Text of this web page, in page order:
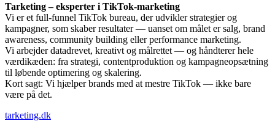
Tarketing – eksperter i TikTok-marketing
Vi er et full-funnel TikTok bureau, der udvikler strategier og
kampagner, som skaber resultater — uanset om målet er salg, brand
awareness, community building eller performance marketing.
Vi arbejder datadrevet, kreativt og målrettet — og håndterer hele
værdikæden: fra strategi, contentproduktion og kampagneopsætning
til løbende optimering og skalering.
Kort sagt: Vi hjælper brands med at mestre TikTok — ikke bare
være på det.
tarketing.dk